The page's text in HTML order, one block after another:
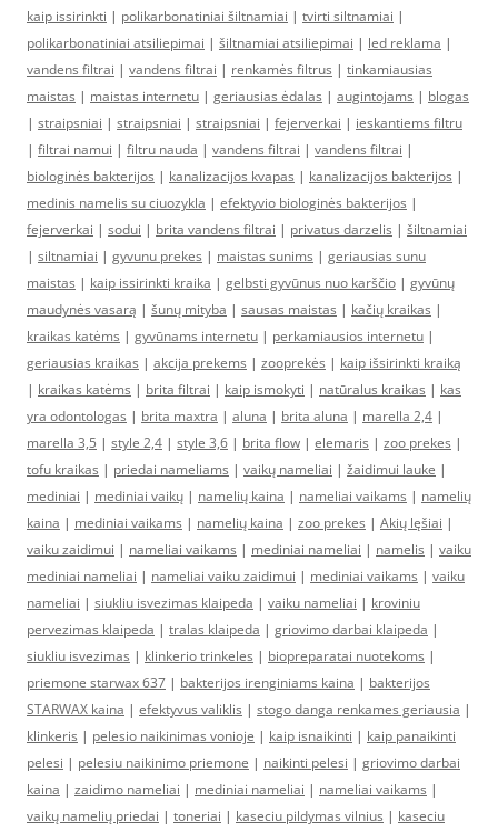
kaip issirinkti | polikarbonatiniai šiltnamiai | tvirti siltnamiai |
polikarbonatiniai atsiliepimai | šiltnamiai atsiliepimai | led reklama |
vandens filtrai | vandens filtrai | renkamės filtrus | tinkamiausias
maistas | maistas internetu | geriausias ėdalas | augintojams | blogas
| straipsniai | straipsniai | straipsniai | fejerverkai | ieskantiems filtru
| filtrai namui | filtru nauda | vandens filtrai | vandens filtrai |
biologinės bakterijos | kanalizacijos kvapas | kanalizacijos bakterijos |
medinis namelis su ciuozykla | efektyvio biologinės bakterijos |
fejerverkai | sodui | brita vandens filtrai | privatus darzelis | šiltnamiai
| siltnamiai | gyvunu prekes | maistas sunims | geriausias sunu
maistas | kaip issirinkti kraika | gelbsti gyvūnus nuo karščio | gyvūnų
maudynės vasarą | šunų mityba | sausas maistas | kačių kraikas |
kraikas katėms | gyvūnams internetu | perkamiausios internetu |
geriausias kraikas | akcija prekems | zooprekės | kaip išsirinkti kraiką
| kraikas katėms | brita filtrai | kaip ismokyti | natūralus kraikas | kas
yra odontologas | brita maxtra | aluna | brita aluna | marella 2,4 |
marella 3,5 | style 2,4 | style 3,6 | brita flow | elemaris | zoo prekes |
tofu kraikas | priedai nameliams | vaikų nameliai | žaidimui lauke |
mediniai | mediniai vaikų | namelių kaina | nameliai vaikams | namelių
kaina | mediniai vaikams | namelių kaina | zoo prekes | Akių lęšiai |
vaiku zaidimui | nameliai vaikams | mediniai nameliai | namelis | vaiku
mediniai nameliai | nameliai vaiku zaidimui | mediniai vaikams | vaiku
nameliai | siukliu isvezimas klaipeda | vaiku nameliai | kroviniu
pervezimas klaipeda | tralas klaipeda | griovimo darbai klaipeda |
siukliu isvezimas | klinkerio trinkeles | biopreparatai nuotekoms |
priemone starwax 637 | bakterijos irenginiams kaina | bakterijos
STARWAX kaina | efektyvus valiklis | stogo danga renkames geriausia |
klinkeris | pelesio naikinimas vonioje | kaip isnaikinti | kaip panaikinti
pelesi | pelesiu naikinimo priemone | naikinti pelesi | griovimo darbai
kaina | zaidimo nameliai | mediniai nameliai | nameliai vaikams |
vaikų namelių priedai | toneriai | kaseciu pildymas vilnius | kaseciu